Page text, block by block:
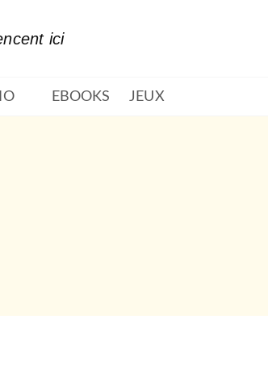
ici
EBOOKS JEUX